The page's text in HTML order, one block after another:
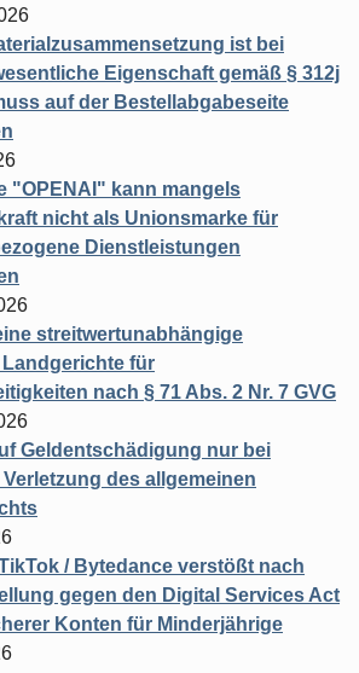
ist bei
Eigenschaft gemäß § 312j
auf der Bestellabgabeseite
"OPENAI" kann mangels
nicht als Unionsmarke für
Dienstleistungen
streitwertunabhängige
für
nach § 71 Abs. 2 Nr. 7 GVG
Geldentschädigung nur bei
des allgemeinen
/ Bytedance verstößt nach
gegen den Digital Services Act
Konten für Minderjährige